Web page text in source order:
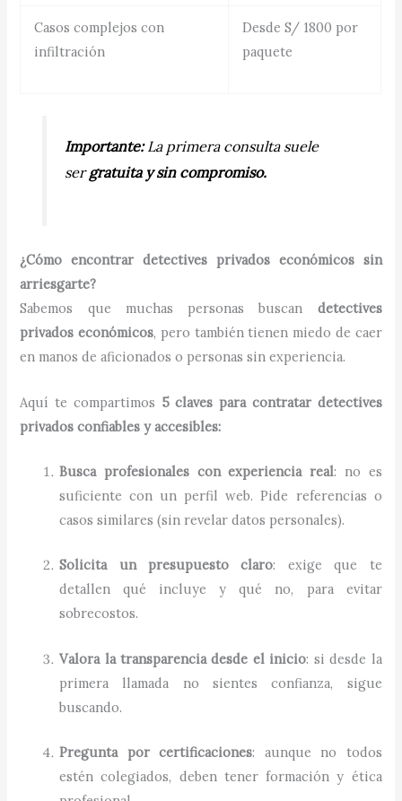
Casos complejos con
infiltración
Desde S/ 1800 por
paquete
Importante:La primera consulta suele
sergratuita y sin compromiso.
¿Cómo encontrar detectives privados económicos sin
arriesgarte?
Sabemos que muchas personas buscan detectives
privados económicos, pero también tienen miedo de caer
en manos de aficionados o personas sin experiencia.
Aquí te compartimos 5 claves para contratar detectives
privados confiables y accesibles:
Busca profesionales con experiencia real: no es
suficiente con un perfil web. Pide referencias o
casos similares (sin revelar datos personales).
Solicita un presupuesto claro: exige que te
detallen qué incluye y qué no, para evitar
sobrecostos.
Valora la transparencia desde el inicio: si desde la
primera llamada no sientes confianza, sigue
buscando.
Pregunta por certificaciones: aunque no todos
estén colegiados, deben tener formación y ética